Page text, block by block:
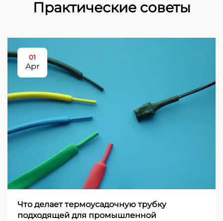
Практические советы
01
Apr
Что делает термоусадочную трубку
подходящей для промышленной